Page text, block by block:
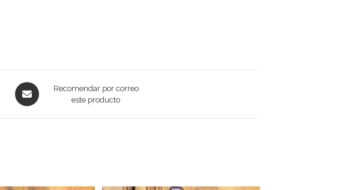
Recomendar por correo
este producto